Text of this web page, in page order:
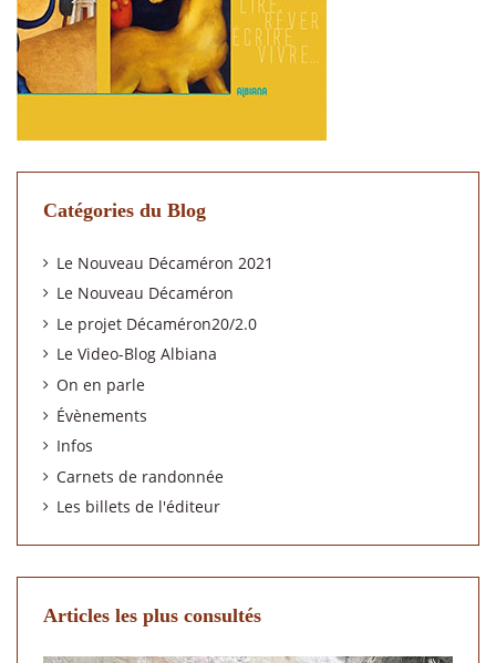
Catégories du Blog
Le Nouveau Décaméron 2021
Le Nouveau Décaméron
Le projet Décaméron20/2.0
Le Video-Blog Albiana
On en parle
Évènements
Infos
Carnets de randonnée
Les billets de l'éditeur
Articles les plus consultés